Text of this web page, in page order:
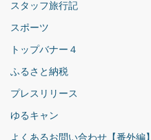
スタッフ旅行記
スポーツ
トップバナー４
ふるさと納税
プレスリリース
ゆるキャン
よくあるお問い合わせ【番外編】